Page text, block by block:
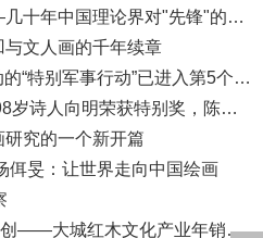
· 杨佴旻：迷雾中的混淆——几十年中国理论界对"先锋"的误读，对创作的误导
与文人画的千年续章
· 2026年4月23日俄罗斯发动的“特别军事行动”已进入第5个年头，俄乌局势最新综述
· 2025北京文艺网诗人奖：98岁诗人向明荣获特别奖，陈东东荣获诗人奖，茱萸荣获年度诗人奖！
究的一个新开篇
佴旻：让世界走向中国绘画
· 600年匠心传承遇上国潮文创——大城红木文化产业年销80亿的“火”与“活”